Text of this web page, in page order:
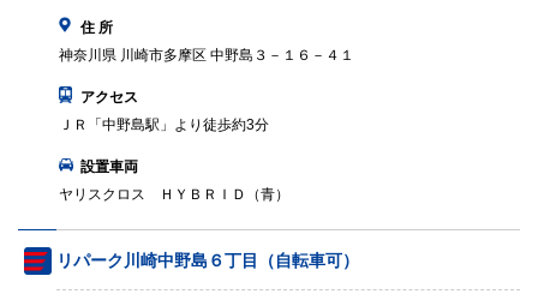
住 所
神奈川県 川崎市多摩区 中野島３－１６－４１
アクセス
ＪＲ「中野島駅」より徒歩約3分
設置車両
ヤリスクロス ＨＹＢＲＩＤ（青）
リパーク川崎中野島６丁目（自転車可）